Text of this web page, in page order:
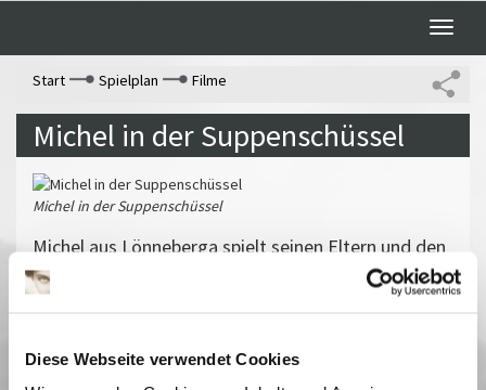
Diese Webseite verwendet Cookies
Toggle
Start
Spielplan Filme
Michel in der Suppenschüssel
Michel in der Suppenschüssel
Michel aus Lönneberga spielt seinen Eltern und den
Dorfbewohnern mehr Streiche als das Jahr Tage
hat. Eigentlich will Michel ja gar nichts anstellen,
Gelungene Verfilmung des Kinderbuchklassikers